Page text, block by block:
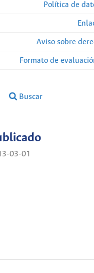
Política de
Aviso sobre
Formato de
Buscar
03-01